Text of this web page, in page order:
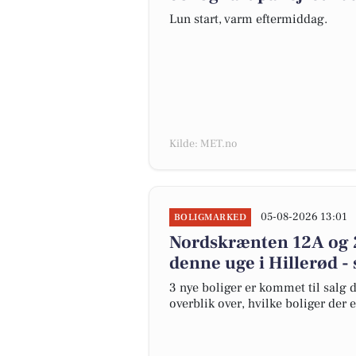
Lun start, varm eftermiddag.
Kilde: MET.no
BOLIGMARKED 05-08-2026 13:01
Nordskrænten 12A og
denne uge i Hillerød -
3 nye boliger er kommet til salg
overblik over, hvilke boliger der